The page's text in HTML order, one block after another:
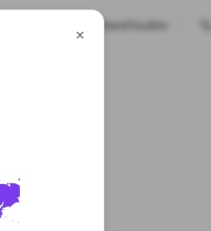
🗺️🕹 GuessWhereYouAre
×